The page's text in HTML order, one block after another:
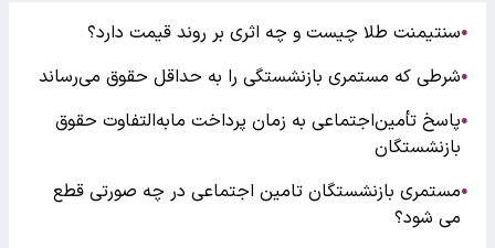
●سنتیمنت طلا چیست و چه اثری بر روند قیمت دارد؟
●شرطی که مستمری بازنشستگی را به حداقل حقوق می‌رساند
●پاسخ تأمین‌اجتماعی به زمان پرداخت مابه‌التفاوت حقوق
بازنشستگان
●مستمری بازنشستگان تامین اجتماعی در چه صورتی قطع
می شود؟